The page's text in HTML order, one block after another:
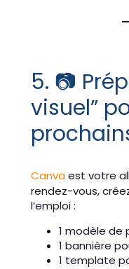
5. 📷
visuel”
Canvaest votre
rendez-vous,
l’emploi :
1 modèle de
1 bannière
1 template